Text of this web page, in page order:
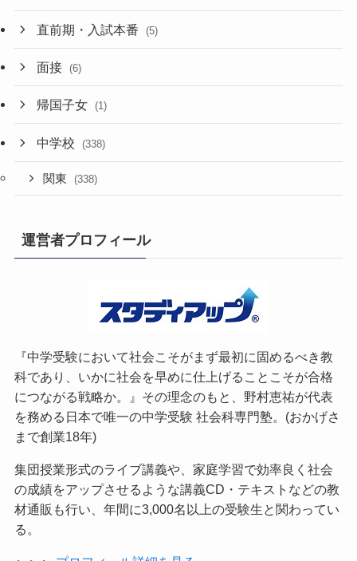
直前期・入試本番 (5)
面接 (6)
帰国子女 (1)
中学校 (338)
関東 (338)
運営者プロフィール
『中学受験において社会こそがまず最初に固めるべき教
科であり、いかに社会を早めに仕上げることこそが合格
につながる戦略か。』その理念のもと、野村恵祐が代表
を務める日本で唯一の中学受験 社会科専門塾。(おかげさ
まで創業18年)
集団授業形式のライブ講義や、家庭学習で効率良く社会
の成績をアップさせるような講義CD・テキストなどの教
材通販も行い、年間に3,000名以上の受験生と関わってい
る。